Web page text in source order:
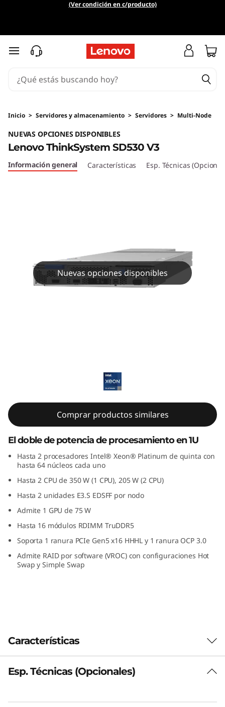
h
S
y
S
e
v
d
o
t
(Ver condición en c/producto)
Ir al contenido principal
Inicio > Servidores y almacenamiento > Servidores > Multi-Node
NUEVAS OPCIONES DISPONIBLES
Lenovo ThinkSystem SD530 V3
Información general Características Esp. Técnicas
Nuevas opciones disponibles
Comprar productos similares
El doble de potencia de procesamiento en 1U
Hasta 2 procesadores Intel® Xeon® Platinum de quinta con
hasta 64 núcleos cada uno
Hasta 2 CPU de 350 W (1 CPU), 205 W (2 CPU)
Hasta 2 unidades E3.S EDSFF por nodo
Admite 1 GPU de 75 W
Hasta 16 módulos RDIMM TruDDR5
Soporta 1 ranura PCIe Gen5 x16 HHHL y 1 ranura OCP 3.0
Admite RAID por software (VROC) con configuraciones Hot
Swap y Simple Swap
Características
Potencia de procesamiento de alta
Esp. Técnicas (Opcionales)